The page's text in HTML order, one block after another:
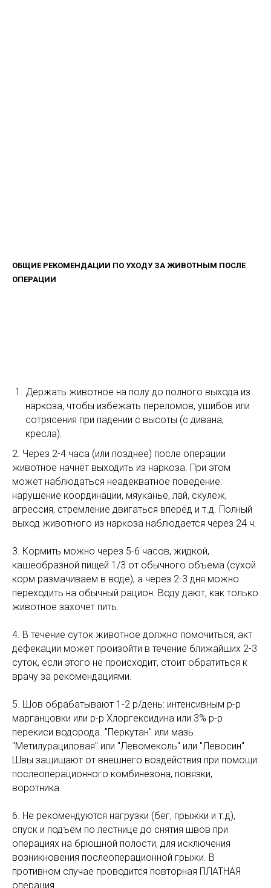
ОБЩИЕ РЕКОМЕНДАЦИИ ПО УХОДУ ЗА ЖИВОТНЫМ ПОСЛЕ
ОПЕРАЦИИ
Держать животное на полу до полного выхода из
наркоза, чтобы избежать переломов, ушибов или
сотрясения при падении с высоты (с дивана,
кресла).
2. Через 2-4 часа (или позднее) после операции
животное начнёт выходить из наркоза. При этом
может наблюдаться неадекватное поведение:
нарушение координации, мяуканье, лай, скулеж,
агрессия, стремление двигаться вперёд и т.д. Полный
выход животного из наркоза наблюдается через 24 ч.
3. Кормить можно через 5-6 часов, жидкой,
кашеобразной пищей 1/3 от обычного объема (сухой
корм размачиваем в воде), а через 2-3 дня можно
переходить на обычный рацион. Воду дают, как только
животное захочет пить.
4. В течение суток животное должно помочиться, акт
дефекации может произойти в течение ближайших 2-3
суток, если этого не происходит, стоит обратиться к
врачу за рекомендациями.
5. Шов обрабатывают 1-2 р/день: интенсивным р-р
марганцовки или р-р Хлоргексидина или 3% р-p
перекиси водорода. "Перкутан" или мазь
"Метилурациловая" или "Левомеколь" или "Левосин".
Швы защищают от внешнего воздействия при помощи:
послеоперационного комбинезона, повязки,
воротника.
6. Не рекомендуются нагрузки (бег, прыжки и т.д),
спуск и подъём по лестнице до снятия швов при
операциях на брюшной полости, для исключения
возникновения послеоперационной грыжи. В
противном случае проводится повторная ПЛАТНАЯ
операция.